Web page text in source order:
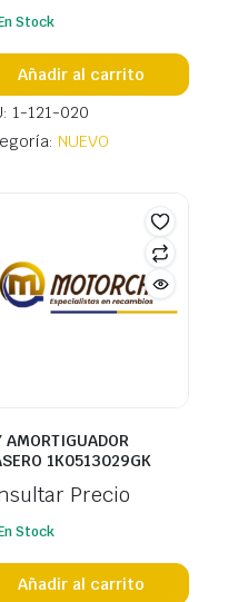
Stock
Añadir al carrito
1-121-020
NUEVO
AMORTIGUADOR
1K0513029GK
Precio
Stock
Añadir al carrito